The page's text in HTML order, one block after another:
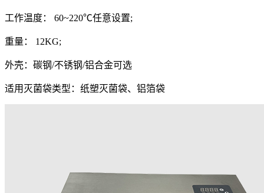
工作温度： 60~220℃任意设置;
重量： 12KG;
外壳：碳钢/不锈钢/铝合金可选
适用灭菌袋类型：纸塑灭菌袋、铝箔袋